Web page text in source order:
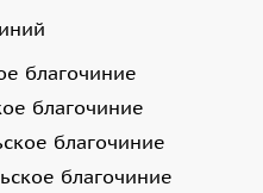
благочиние
благочиние
благочиние
благочиние